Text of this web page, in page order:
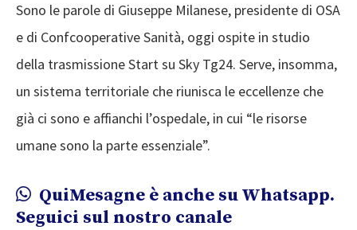
Sono le parole di Giuseppe Milanese, presidente di OSA
e di Confcooperative Sanità, oggi ospite in studio
della trasmissione Start su Sky Tg24. Serve, insomma,
un sistema territoriale che riunisca le eccellenze che
già ci sono e affianchi l’ospedale, in cui “le risorse
umane sono la parte essenziale”.
QuiMesagne è anche su Whatsapp.
Seguici sul nostro canale